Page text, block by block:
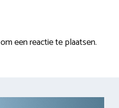
om een reactie te plaatsen.